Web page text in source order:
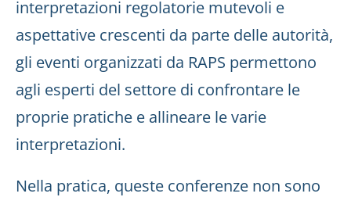
interpretazioni regolatorie mutevoli e
aspettative crescenti da parte delle autorità,
gli eventi organizzati da RAPS permettono
agli esperti del settore di confrontare le
proprie pratiche e allineare le varie
interpretazioni.
Nella pratica, queste conferenze non sono